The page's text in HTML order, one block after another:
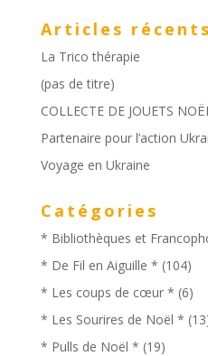
Articles récents
La Trico thérapie
(pas de titre)
COLLECTE DE JOUETS
Partenaire pour l’action
Voyage en Ukraine
Catégories
* Bibliothèques et
* De Fil en Aiguille * (104)
* Les coups de cœur * (6)
* Les Sourires de Noël *
* Pulls de Noël * (19)